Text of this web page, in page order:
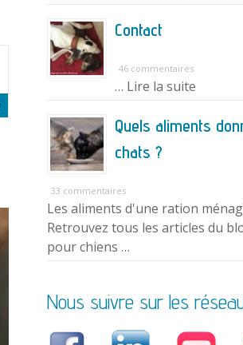
Contact
46 commentaires
… Lire la suite
Quels aliments
chats ?
33 commentaires
Les aliments d'une ration
Retrouvez tous les articles du
pour chiens …
Nous suivre sur les